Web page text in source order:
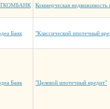
Коммерческая недвижимость
Банк "Классический ипотечный
Банк "Целевой ипотечный кредит"